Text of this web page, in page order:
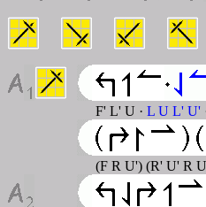
F' L' U · L U L' U'
(F R U') (R' U' R